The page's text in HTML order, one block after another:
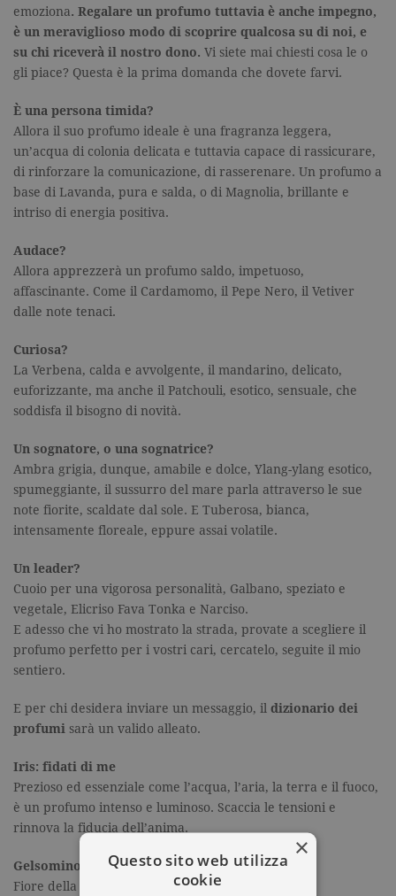
emoziona. Regalare un profumo tuttavia è anche impegno,
è un meraviglioso modo di scoprire qualcosa su di noi, e
su chi riceverà il nostro dono. Vi siete mai chiesti cosa le o
gli piace? Questa è la prima domanda che dovete farvi.
È una persona timida?
Allora il suo profumo ideale è una fragranza leggera,
un’acqua di colonia delicata e tuttavia capace di rassicurare,
di rinforzare la comunicazione, di rasserenare. Un profumo a
base di Lavanda, pura e salda, o di Magnolia, brillante e
intriso di energia positiva.
Audace?
Allora apprezzerà un profumo saldo, impetuoso,
affascinante. Come il Cardamomo, il Pepe Nero, il Vetiver
dalle note tenaci.
Curiosa?
La Verbena, calda e avvolgente, il mandarino, delicato,
euforizzante, ma anche il Patchouli, esotico, sensuale, che
soddisfa il bisogno di novità.
Un sognatore, o una sognatrice?
Ambra grigia, dunque, amabile e dolce, Ylang-ylang esotico,
spumeggiante, il sussurro del mare parla attraverso le sue
note fiorite, scaldate dal sole. E Tuberosa, bianca,
intensamente floreale, eppure assai volatile.
Un leader?
Cuoio per una vigorosa personalità, Galbano, speziato e
vegetale, Elicriso Fava Tonka e Narciso.
E adesso che vi ho mostrato la strada, provate a scegliere il
profumo perfetto per i vostri cari, cercatelo, seguite il mio
sentiero.
E per chi desidera inviare un messaggio, il dizionario dei
profumi sarà un valido alleato.
Iris: fidati di me
Prezioso ed essenziale come l’acqua, l’aria, la terra e il fuoco,
è un profumo intenso e luminoso. Scaccia le tensioni e
rinnova la fiducia dell’anima.
Gelsomino: sensualità.
Fiore della notte, solo all’alba o al
×
Questo sito web utilizza
cookie